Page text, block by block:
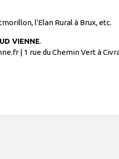
l'Elan Rural à Brux, etc.
VIENNE.
| 1 rue du Chemin Vert à